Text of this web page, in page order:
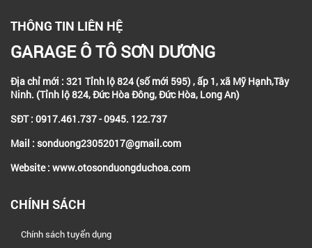
THÔNG TIN LIÊN HỆ
GARAGE Ô TÔ SƠN DƯƠNG
Địa chỉ mới : 321 Tỉnh lộ 824 (số mới 595) , ấp 1, xã Mỹ Hạnh,Tây
Ninh. (Tỉnh lộ 824, Đức Hòa Đông, Đức Hòa, Long An)
SĐT : 0917.461.737 - 0945. 122.737
Mail : sonduong23052017@gmail.com
Website : www.otosonduongduchoa.com
CHÍNH SÁCH
Chính sách tuyển dụng